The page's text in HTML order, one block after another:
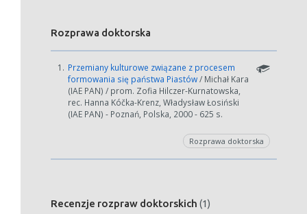
Rozprawa doktorska
1. Przemiany kulturowe związane z procesem
formowania się państwa Piastów/ Michał Kara
(IAE PAN) / prom. Zofia Hilczer-Kurnatowska,
rec. Hanna Kóčka-Krenz, Władysław Łosiński
(IAE PAN) - Poznań, Polska, 2000 - 625 s.
Rozprawa doktorska
Recenzje rozpraw doktorskich (1)